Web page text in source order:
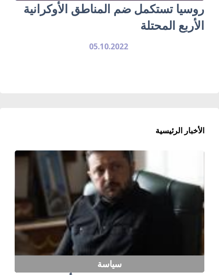
روسيا تستكمل ضم المناطق الأوكرانية
الأربع المحتلة
05.10.2022
الأخبار الرئيسية
سياسة